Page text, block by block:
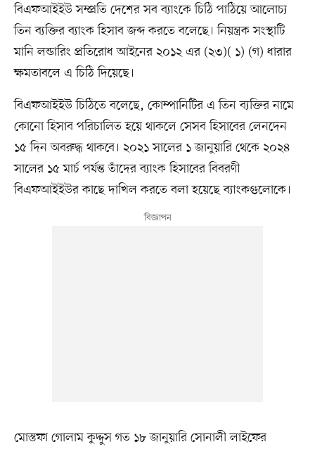
বিএফআইইউ সম্প্রতি দেশের সব ব্যাংকে চিঠি পাঠিয়ে আলোচ্য
তিন ব্যক্তির ব্যাংক হিসাব জব্দ করতে বলেছে। নিয়ন্ত্রক সংস্থাটি
মানি লন্ডারিং প্রতিরোধ আইনের ২০১২ এর (২৩)( ১) (গ) ধারার
ক্ষমতাবলে এ চিঠি দিয়েছে।
বিএফআইইউ চিঠিতে বলেছে, কোম্পানিটির এ তিন ব্যক্তির নামে
কোনো হিসাব পরিচালিত হয়ে থাকলে সেসব হিসাবের লেনদেন
১৫ দিন অবরুদ্ধ থাকবে। ২০২১ সালের ১ জানুয়ারি থেকে ২০২৪
সালের ১৫ মার্চ পর্যন্ত তাঁদের ব্যাংক হিসাবের বিবরণী
বিএফআইইউর কাছে দাখিল করতে বলা হয়েছে ব্যাংকগুলোকে।
মোস্তফা গোলাম কুদ্দুস গত ১৮ জানুয়ারি সোনালী লাইফের